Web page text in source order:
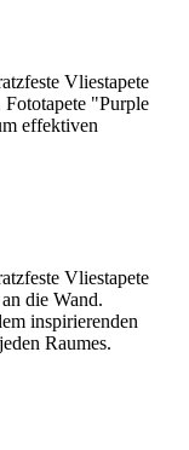
Vliestapete
"Purple
effektiven
Vliestapete
die Wand.
inspirierenden
Raumes.